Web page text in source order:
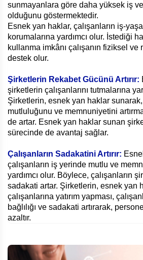
sunmayanlara göre daha yüksek iş
olduğunu göstermektedir.
Esnek yan haklar, çalışanların iş-
korumalarına yardımcı olur. İstediği
kullanma imkânı çalışanın fiziksel ve
destek olur.
Şirketlerin Rekabet Gücünü Artırır:
şirketlerin çalışanlarını tutmalarına
Şirketlerin, esnek yan haklar sunarak,
mutluluğunu ve memnuniyetini
de artar. Esnek yan haklar sunan
sürecinde de avantaj sağlar.
Çalışanların Sadakatini Artırır:
çalışanların iş yerinde mutlu ve
yardımcı olur. Böylece, çalışanların
sadakati artar. Şirketlerin, esnek yan
çalışanlarına yatırım yapması,
bağlılığı ve sadakati artırarak,
azaltır.